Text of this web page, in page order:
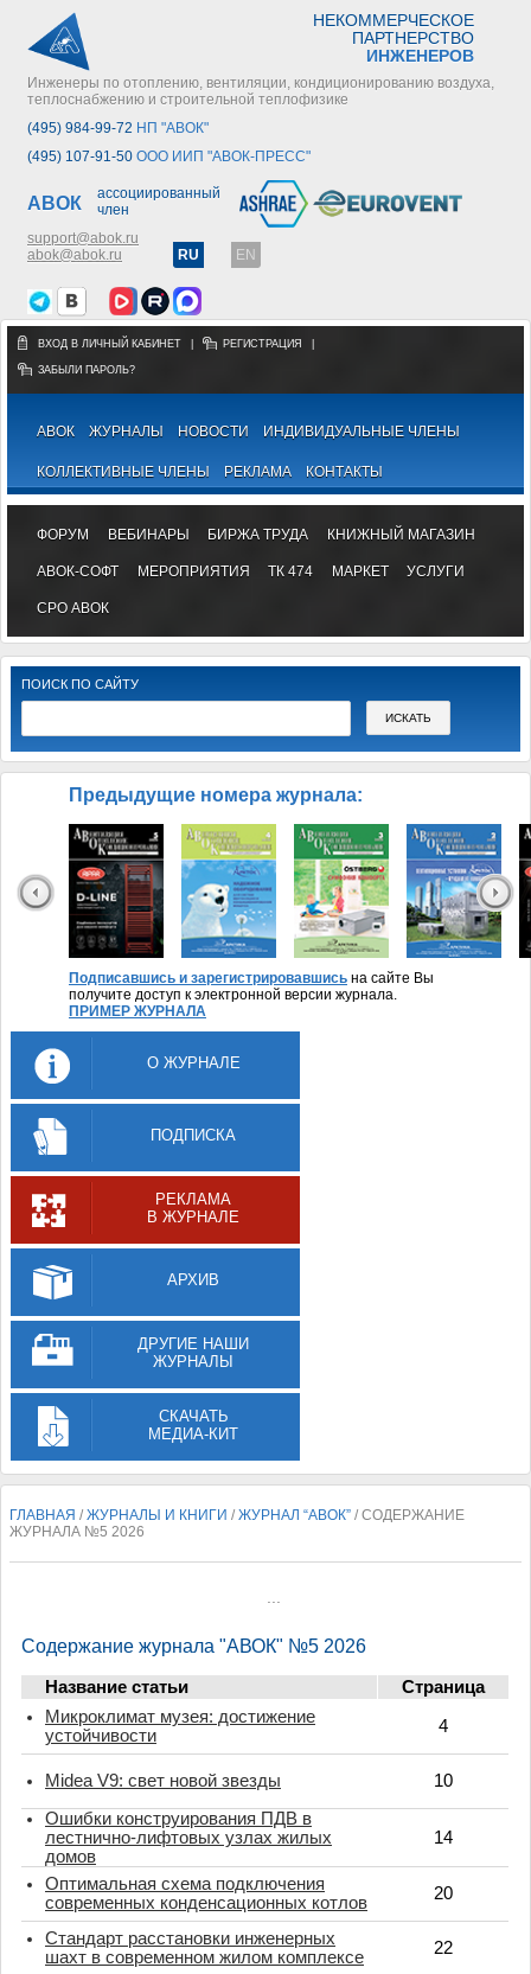
НЕКОММЕРЧЕСКОЕ
ПАРТНЕРСТВО
ИНЖЕНЕРОВ
Инженеры по отоплению, вентиляции, кондиционированию воздуха,
теплоснабжению и строительной теплофизике
(495) 984-99-72 НП "АВОК"
(495) 107-91-50 ООО ИИП "АВОК-ПРЕСС"
АВОК
ассоциированный
член
support@abok.ru
abok@abok.ru
RU EN
ВХОД В ЛИЧНЫЙ КАБИНЕТ РЕГИСТРАЦИЯ
ЗАБЫЛИ ПАРОЛЬ?
АВОК ЖУРНАЛЫ НОВОСТИ ИНДИВИДУАЛЬНЫЕ ЧЛЕНЫ
КОЛЛЕКТИВНЫЕ ЧЛЕНЫ РЕКЛАМА КОНТАКТЫ
ФОРУМ ВЕБИНАРЫ БИРЖА ТРУДА КНИЖНЫЙ МАГАЗИН
АВОК-СОФТ МЕРОПРИЯТИЯ ТК 474 МАРКЕТ УСЛУГИ
СРО АВОК
ПОИСК ПО САЙТУ
Предыдущие номера журнала:
Подписавшись и зарегистрировавшись на сайте Вы
получите доступ к электронной версии журнала.
ПРИМЕР ЖУРНАЛА
О ЖУРНАЛЕ
ПОДПИСКА
РЕКЛАМА
В ЖУРНАЛЕ
АРХИВ
ДРУГИЕ НАШИ
ЖУРНАЛЫ
СКАЧАТЬ
МЕДИА-КИТ
ГЛАВНАЯ /ЖУРНАЛЫ И КНИГИ /ЖУРНАЛ “АВОК” / СОДЕРЖАНИЕ
ЖУРНАЛА №5 2026
Содержание журнала "АВОК" №5 2026
Название статьи
Страница
Микроклимат музея: достижение
устойчивости
4
Midea V9: свет новой звезды
10
Ошибки конструирования ПДВ в
лестнично-лифтовых узлах жилых
домов
14
Оптимальная схема подключения
современных конденсационных котлов
20
Стандарт расстановки инженерных
шахт в современном жилом комплексе
22